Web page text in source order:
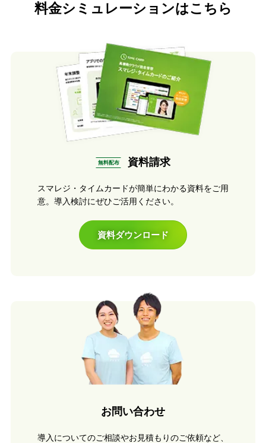
料金シミュレーションはこちら
無料配布 資料請求
スマレジ・タイムカードが簡単にわかる資料をご用
意。導入検討にぜひご活用ください。
資料ダウンロード
お問い合わせ
導入についてのご相談やお見積もりのご依頼など、